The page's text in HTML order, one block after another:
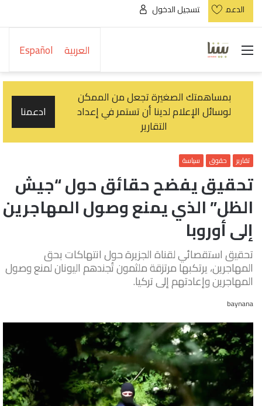
الدعم تسجيل الدخول
العربية Español القائمة
بمساهمتك الصغيرة تجعل من الممكن
لوسائل الإعلام لدينا أن تستمر في إعداد
التقارير
ادعمنا
تقارير حقوق سياسة
تحقيق يفضح حقائق حول “جيش
الظل” الذي يمنع وصول المهاجرين
إلى أوروبا
تحقيق استقصائي لقناة الجزيرة حول انتهاكات بحق
المهاجرين، يرتكبها مرتزقة ملثمون تُجندهم اليونان لمنع وصول
المهاجرين وإعادتهم إلى تركيا.
baynana